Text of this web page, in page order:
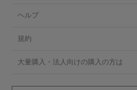
ヘルプ
規約
大量購入・法人向けの購入の方は